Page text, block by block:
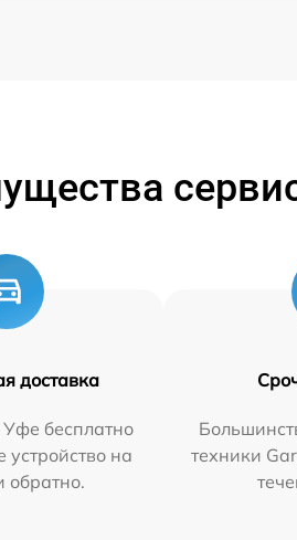
доставка
бесплатно
устройство на
обратно.
техники